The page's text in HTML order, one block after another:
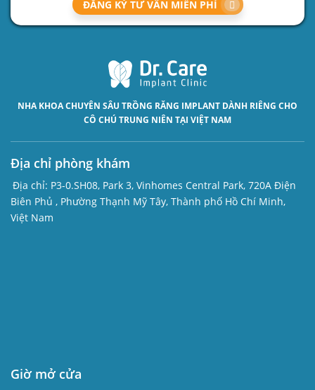
ĐĂNG KÝ TƯ VẤN MIỄN PHÍ
NHA KHOA CHUYÊN SÂU TRỒNG RĂNG IMPLANT DÀNH RIÊNG CHO
CÔ CHÚ TRUNG NIÊN TẠI VIỆT NAM
Địa chỉ phòng khám
Địa chỉ: P3-0.SH08, Park 3, Vinhomes Central Park, 720A Điện
Biên Phủ , Phường Thạnh Mỹ Tây, Thành phố Hồ Chí Minh,
Việt Nam
Giờ mở cửa